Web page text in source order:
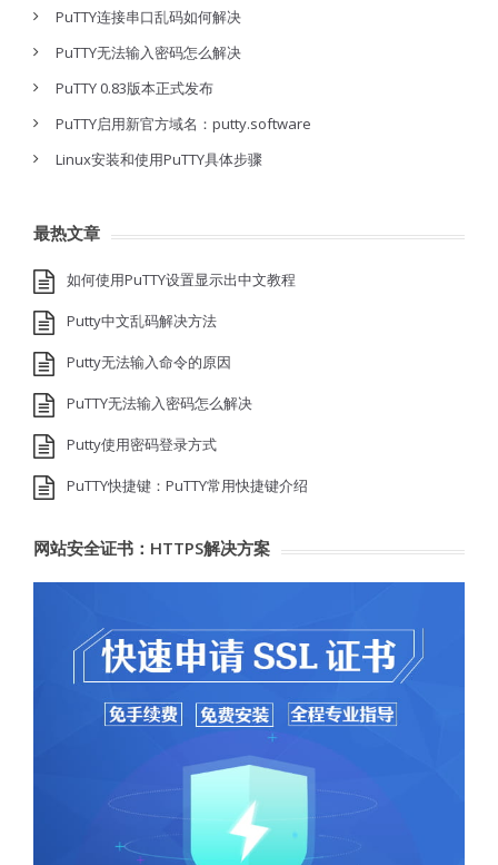
PuTTY连接串口乱码如何解决
PuTTY无法输入密码怎么解决
PuTTY 0.83版本正式发布
PuTTY启用新官方域名：putty.software
Linux安装和使用PuTTY具体步骤
最热文章
如何使用PuTTY设置显示出中文教程
Putty中文乱码解决方法
Putty无法输入命令的原因
PuTTY无法输入密码怎么解决
Putty使用密码登录方式
PuTTY快捷键：PuTTY常用快捷键介绍
网站安全证书：HTTPS解决方案